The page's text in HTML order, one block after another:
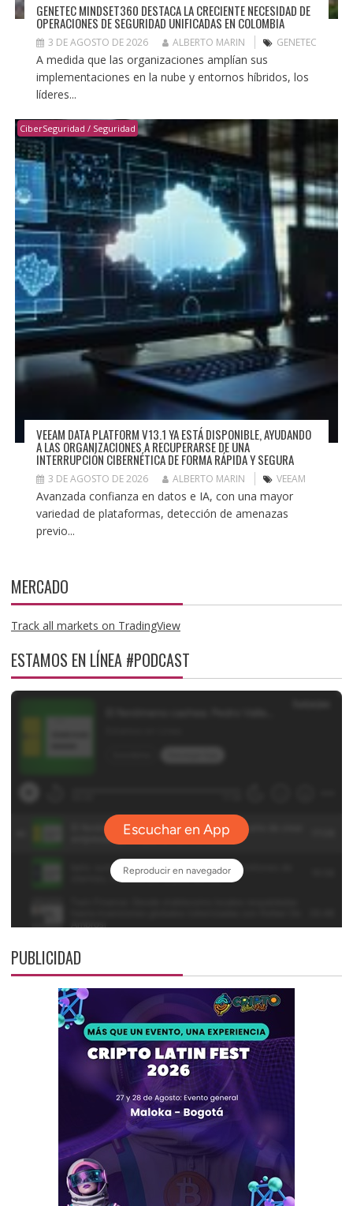
GENETEC MINDSET360 DESTACA LA CRECIENTE NECESIDAD DE
OPERACIONES DE SEGURIDAD UNIFICADAS EN COLOMBIA
3 DE AGOSTO DE 2026 ALBERTO MARIN GENETEC
A medida que las organizaciones amplían sus
implementaciones en la nube y entornos híbridos, los
líderes...
CiberSeguridad / Seguridad
VEEAM DATA PLATFORM V13.1 YA ESTÁ DISPONIBLE, AYUDANDO
A LAS ORGANIZACIONES A RECUPERARSE DE UNA
INTERRUPCIÓN CIBERNÉTICA DE FORMA RÁPIDA Y SEGURA
3 DE AGOSTO DE 2026 ALBERTO MARIN VEEAM
Avanzada confianza en datos e IA, con una mayor
variedad de plataformas, detección de amenazas
previo...
MERCADO
Track all markets on TradingView
ESTAMOS EN LÍNEA #PODCAST
PUBLICIDAD